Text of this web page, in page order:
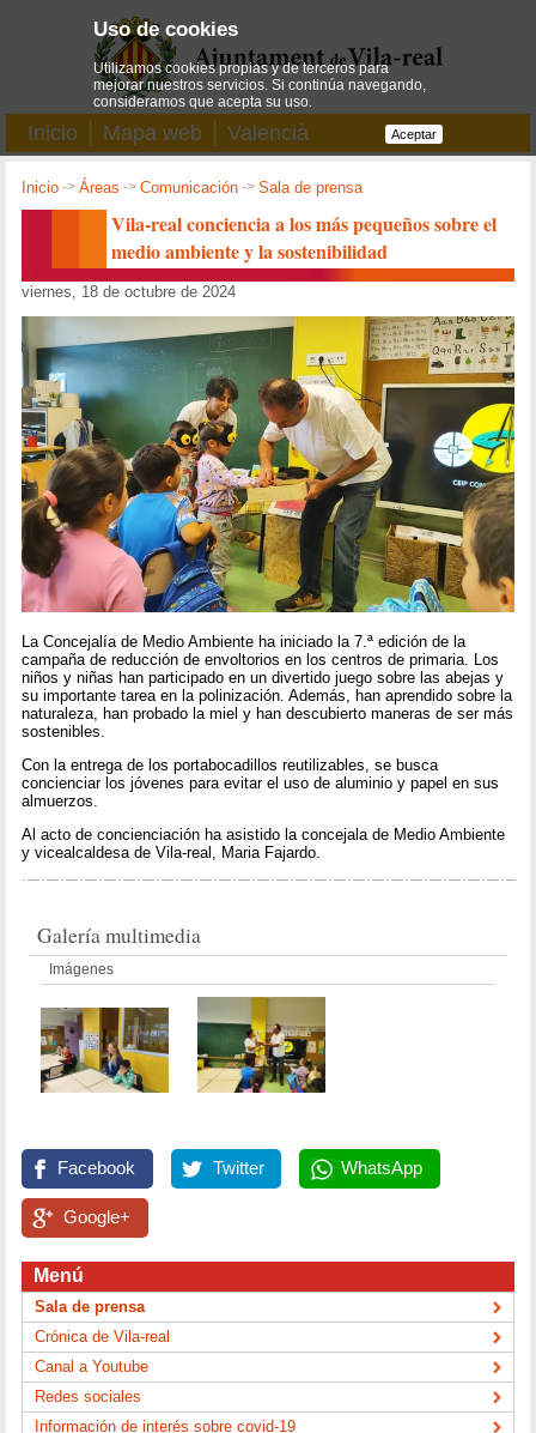
Inicio Mapa web Valencià
Inicio ->Áreas ->Comunicación ->Sala de prensa
Vila-real conciencia a los más pequeños sobre el
medio ambiente y la sostenibilidad
viernes, 18 de octubre de 2024
La Concejalía de Medio Ambiente ha iniciado la 7.ª edición de la
campaña de reducción de envoltorios en los centros de primaria. Los
niños y niñas han participado en un divertido juego sobre las abejas y
su importante tarea en la polinización. Además, han aprendido sobre la
naturaleza, han probado la miel y han descubierto maneras de ser más
sostenibles.
Con la entrega de los portabocadillos reutilizables, se busca
concienciar los jóvenes para evitar el uso de aluminio y papel en sus
almuerzos.
Al acto de concienciación ha asistido la concejala de Medio Ambiente
y vicealcaldesa de Vila-real, Maria Fajardo.
Galería multimedia
Imágenes
Facebook Twitter WhatsApp
Google+
Menú
Sala de prensa
Crónica de Vila-real
Canal a Youtube
Redes sociales
Información de interés sobre covid-19
Uso de cookies
Utilizamos cookies propias y de terceros para
mejorar nuestros servicios. Si continúa navegando,
consideramos que acepta su uso.
Aceptar